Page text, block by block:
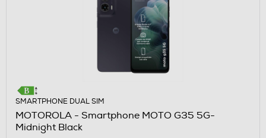
SMARTPHONE DUAL SIM
MOTOROLA - Smartphone MOTO G35 5G-
Midnight Black